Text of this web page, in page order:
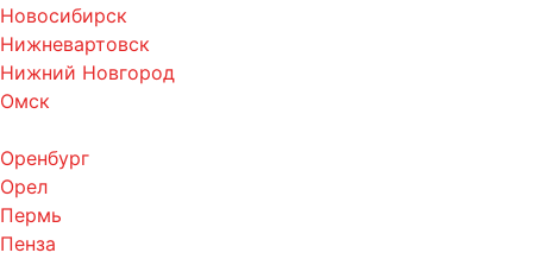
Новосибирск
Нижневартовск
Нижний Новгород
Омск
Оренбург
Орел
Пермь
Пенза